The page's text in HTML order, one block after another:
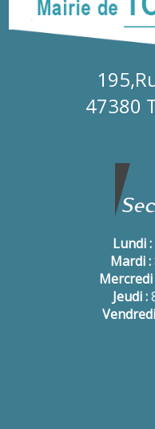
47380
Lundi :
Mardi :
Mercredi
Jeudi :